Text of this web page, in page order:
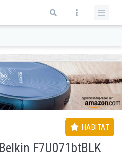
HABITAT
Belkin F7U071btBLK